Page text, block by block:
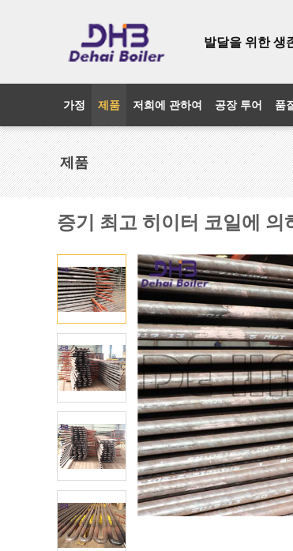
발달을 위한 생
가정 제품 저희에 관하여 공장 투어 품
제품
증기 최고 히이터 코일에